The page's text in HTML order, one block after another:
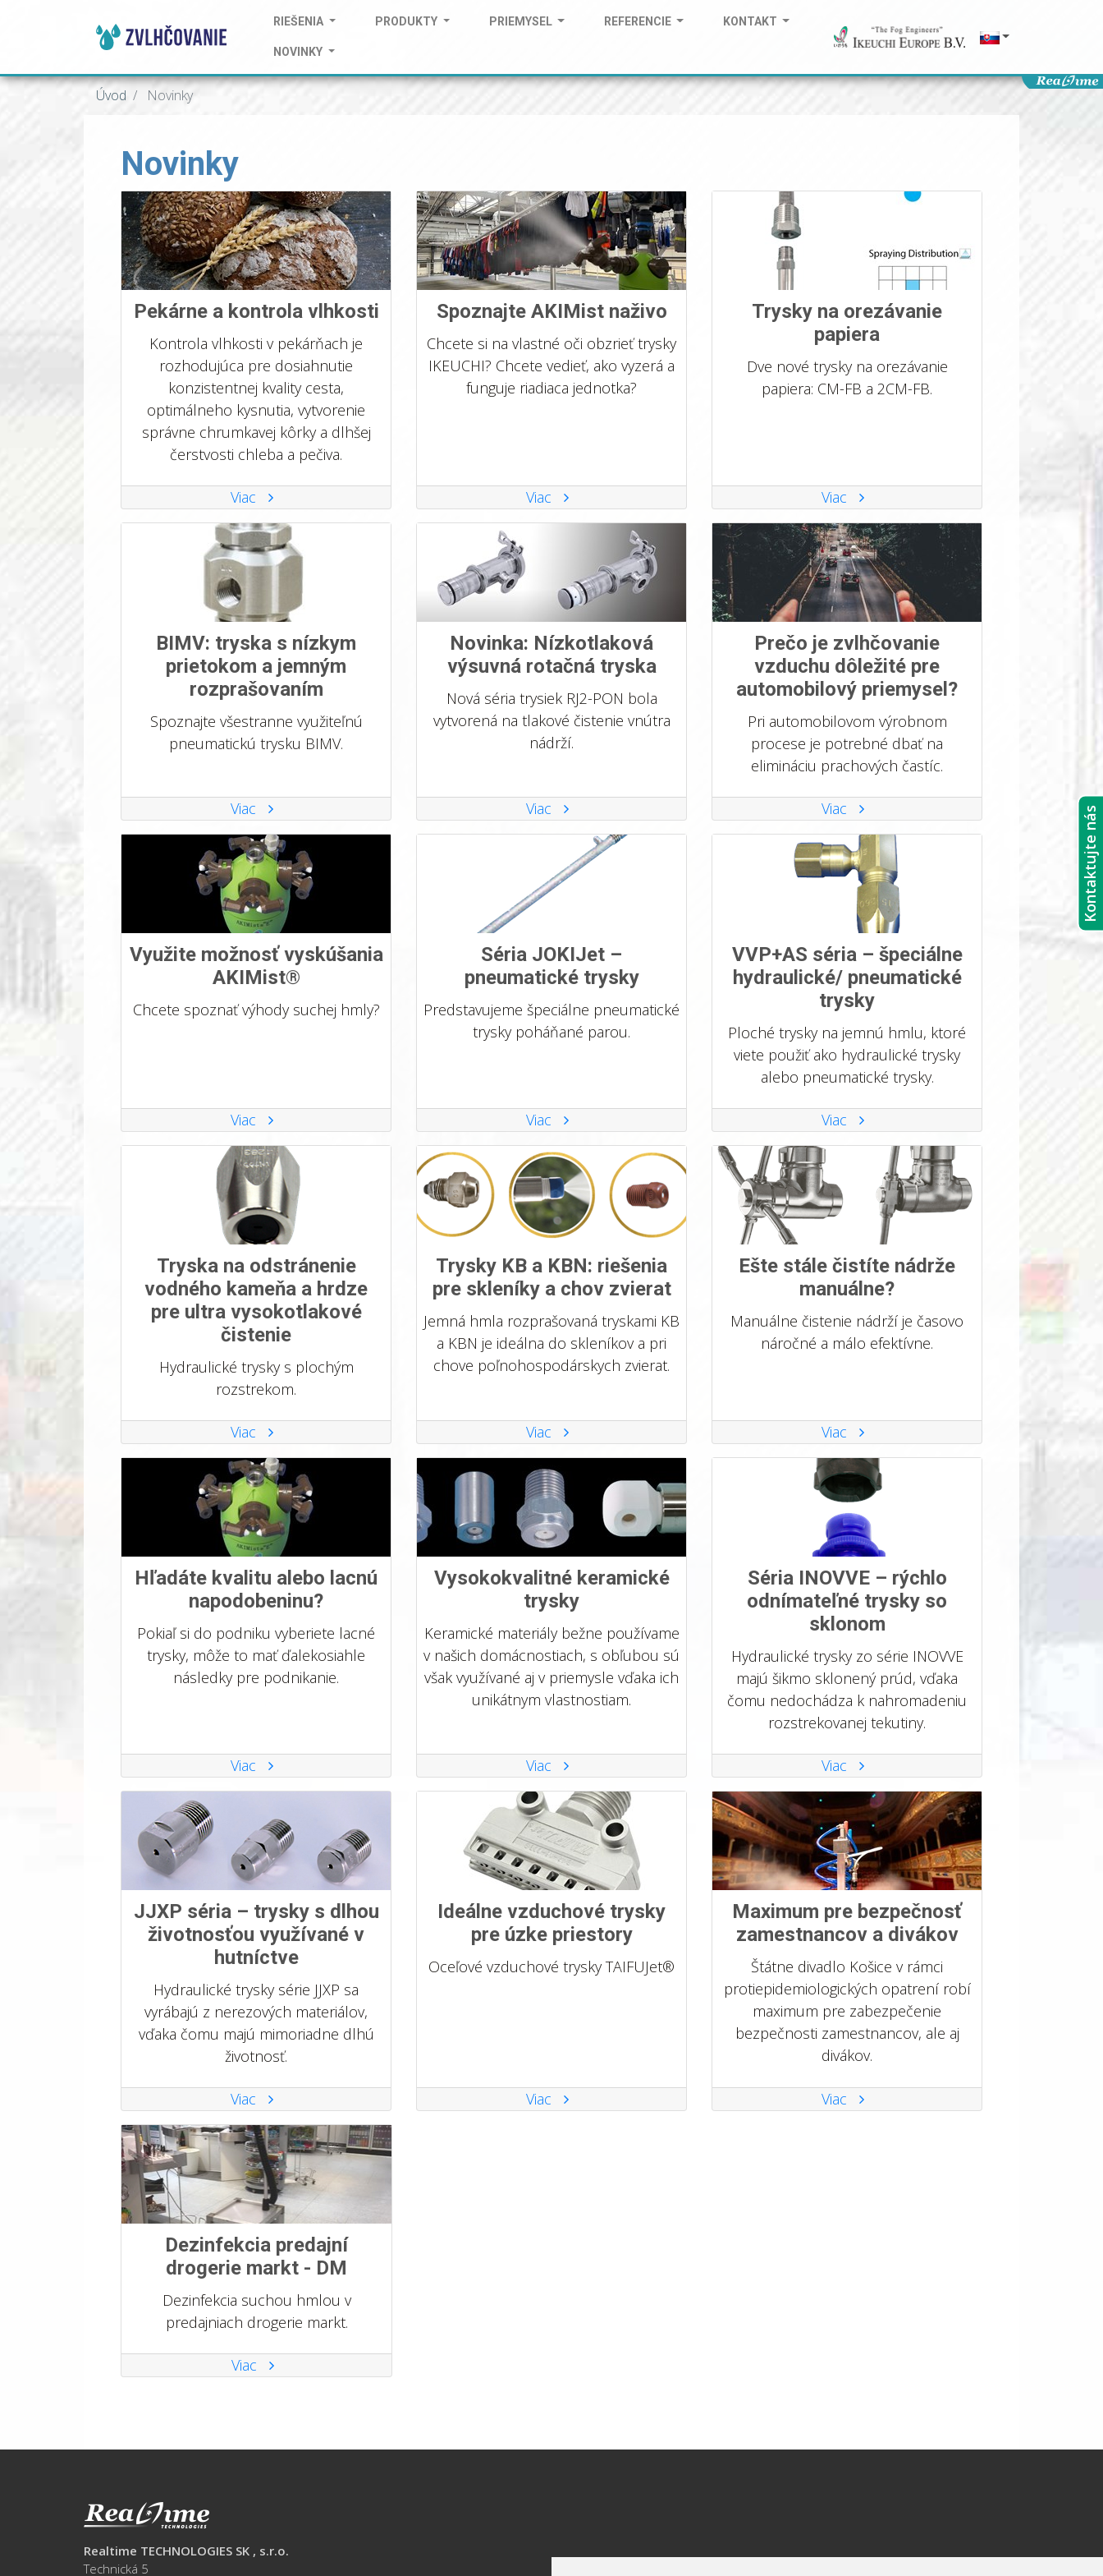
RIEŠENIA PRODUKTY PRIEMYSEL REFERENCIE KONTAKT
NOVINKY
Úvod Novinky
Novinky
Pekárne a kontrola vlhkosti
Kontrola vlhkosti v pekárňach je
rozhodujúca pre dosiahnutie
konzistentnej kvality cesta,
optimálneho kysnutia, vytvorenie
správne chrumkavej kôrky a dlhšej
čerstvosti chleba a pečiva.
Viac
Spoznajte AKIMist naživo
Chcete si na vlastné oči obzrieť trysky
IKEUCHI? Chcete vedieť, ako vyzerá a
funguje riadiaca jednotka?
Viac
Trysky na orezávanie
papiera
Dve nové trysky na orezávanie
papiera: CM-FB a 2CM-FB.
Viac
BIMV: tryska s nízkym
prietokom a jemným
rozprašovaním
Spoznajte všestranne využiteľnú
pneumatickú trysku BIMV.
Viac
Novinka: Nízkotlaková
výsuvná rotačná tryska
Nová séria trysiek RJ2-PON bola
vytvorená na tlakové čistenie vnútra
nádrží.
Viac
Prečo je zvlhčovanie
vzduchu dôležité pre
automobilový priemysel?
Pri automobilovom výrobnom
procese je potrebné dbať na
elimináciu prachových častíc.
Viac
Využite možnosť vyskúšania
AKIMist®
Chcete spoznať výhody suchej hmly?
Viac
Séria JOKIJet –
pneumatické trysky
Predstavujeme špeciálne pneumatické
trysky poháňané parou.
Viac
VVP+AS séria – špeciálne
hydraulické/ pneumatické
trysky
Ploché trysky na jemnú hmlu, ktoré
viete použiť ako hydraulické trysky
alebo pneumatické trysky.
Viac
Tryska na odstránenie
vodného kameňa a hrdze
pre ultra vysokotlakové
čistenie
Hydraulické trysky s plochým
rozstrekom.
Viac
Trysky KB a KBN: riešenia
pre skleníky a chov zvierat
Jemná hmla rozprašovaná tryskami KB
a KBN je ideálna do skleníkov a pri
chove poľnohospodárskych zvierat.
Viac
Ešte stále čistíte nádrže
manuálne?
Manuálne čistenie nádrží je časovo
náročné a málo efektívne.
Viac
Hľadáte kvalitu alebo lacnú
napodobeninu?
Pokiaľ si do podniku vyberiete lacné
trysky, môže to mať ďalekosiahle
následky pre podnikanie.
Viac
Vysokokvalitné keramické
trysky
Keramické materiály bežne používame
v našich domácnostiach, s obľubou sú
však využívané aj v priemysle vďaka ich
unikátnym vlastnostiam.
Viac
Séria INOVVE – rýchlo
odnímateľné trysky so
sklonom
Hydraulické trysky zo série INOVVE
majú šikmo sklonený prúd, vďaka
čomu nedochádza k nahromadeniu
rozstrekovanej tekutiny.
Viac
JJXP séria – trysky s dlhou
životnosťou využívané v
hutníctve
Hydraulické trysky série JJXP sa
vyrábajú z nerezových materiálov,
vďaka čomu majú mimoriadne dlhú
životnosť.
Viac
Ideálne vzduchové trysky
pre úzke priestory
Oceľové vzduchové trysky TAIFUJet®
Viac
Maximum pre bezpečnosť
zamestnancov a divákov
Štátne divadlo Košice v rámci
protiepidemiologických opatrení robí
maximum pre zabezpečenie
bezpečnosti zamestnancov, ale aj
divákov.
Viac
Dezinfekcia predajní
drogerie markt - DM
Dezinfekcia suchou hmlou v
predajniach drogerie markt.
Viac
Realtime TECHNOLOGIES SK , s.r.o.
Technická 5
Kontaktujte nás